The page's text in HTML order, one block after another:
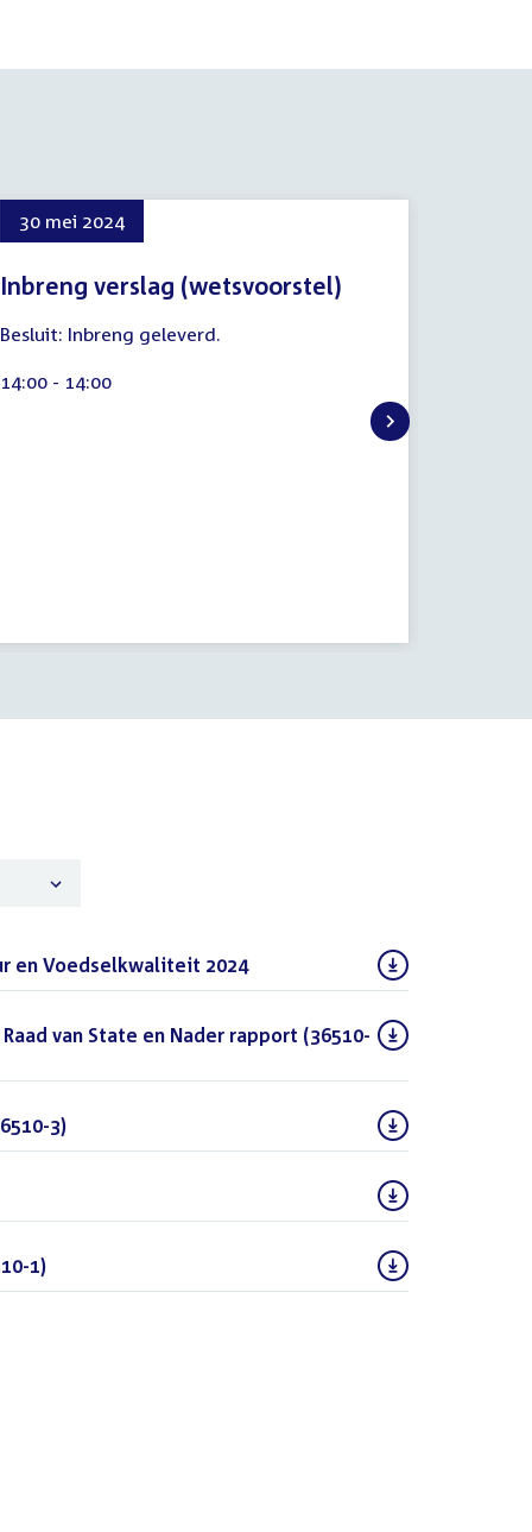
30 mei 2024
Inbreng verslag (wetsvoorstel)
augustus
2026
Besluit: Inbreng geleverd.
Tijd
14:00 - 14:00
en Voedselkwaliteit 2024(PDF)
van State en Nader rapport (36510-
3)
1)